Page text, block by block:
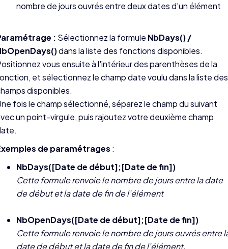
nombre de jours ouvrés entre deux dates d'un élément
: Sélectionnez la formule NbDays() /
dans la liste des fonctions disponibles.
vous ensuite à l'intérieur des parenthèses de la
et sélectionnez le champ date voulu dans la liste des
disponibles.
fois le champ sélectionné, séparez le champ du suivant
un point-virgule, puis rajoutez votre deuxième champ
de paramétrages :
NbDays([Date de début];[Date de fin])
Cette formule renvoie le nombre de jours entre la date
de début et la date de fin de l'élément
NbOpenDays([Date de début];[Date de fin])
Cette formule renvoie le nombre de jours ouvrés entre
date de début et la date de fin de l'élément.